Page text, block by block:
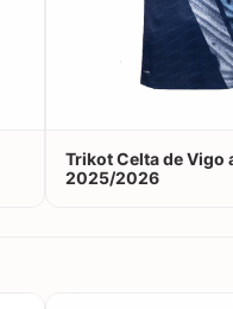
Trikot Celta de Vigo
2025/2026